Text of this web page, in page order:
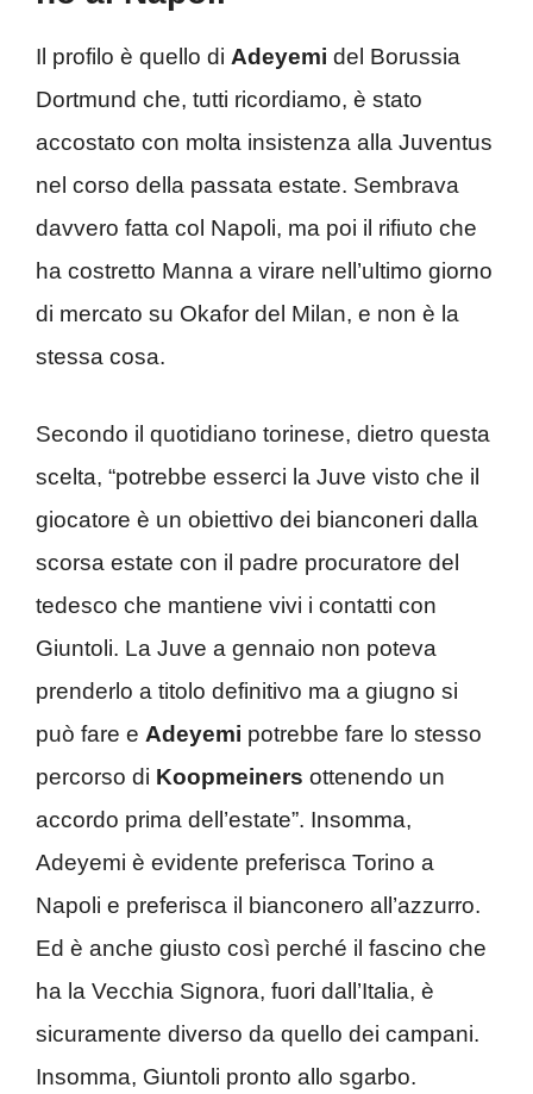
Il profilo è quello di Adeyemi del Borussia
Dortmund che, tutti ricordiamo, è stato
accostato con molta insistenza alla Juventus
nel corso della passata estate. Sembrava
davvero fatta col Napoli, ma poi il rifiuto che
ha costretto Manna a virare nell’ultimo giorno
di mercato su Okafor del Milan, e non è la
stessa cosa.
Secondo il quotidiano torinese, dietro questa
scelta, “potrebbe esserci la Juve visto che il
giocatore è un obiettivo dei bianconeri dalla
scorsa estate con il padre procuratore del
tedesco che mantiene vivi i contatti con
Giuntoli. La Juve a gennaio non poteva
prenderlo a titolo definitivo ma a giugno si
può fare e Adeyemi potrebbe fare lo stesso
percorso di Koopmeiners ottenendo un
accordo prima dell’estate”. Insomma,
Adeyemi è evidente preferisca Torino a
Napoli e preferisca il bianconero all’azzurro.
Ed è anche giusto così perché il fascino che
ha la Vecchia Signora, fuori dall’Italia, è
sicuramente diverso da quello dei campani.
Insomma, Giuntoli pronto allo sgarbo.